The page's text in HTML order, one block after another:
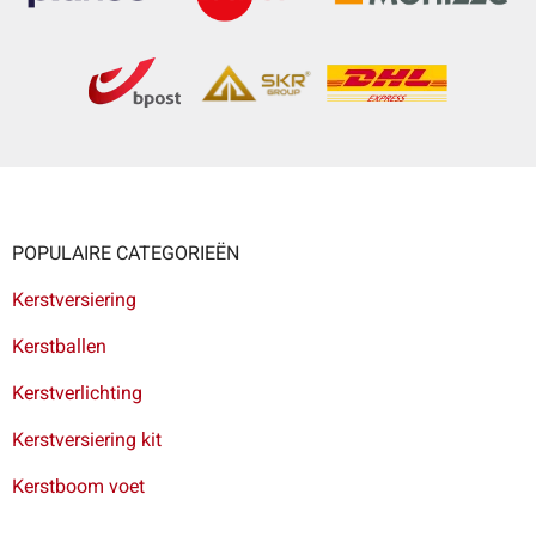
POPULAIRE CATEGORIEËN
Kerstversiering
Kerstballen
Kerstverlichting
Kerstversiering kit
Kerstboom voet